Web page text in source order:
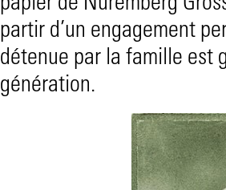
partir d’un engagement
détenue par la famille est
génération.